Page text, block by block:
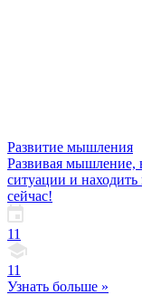
Развитие мышления
Развивая мышление,
ситуации и
сейчас!
11
11
Узнать больше »